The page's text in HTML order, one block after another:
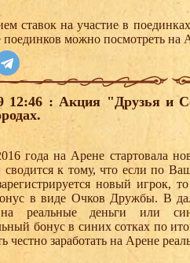
ставок на участие в
поединков можно посмотреть на
12:46 : Акция "Друзья и
года на Арене стартовала
сводится к тому, что если по
новый
в виде Очков Дружбы. В
на реальные деньги или
бонус в синих сотках по
честно заработать на Арене